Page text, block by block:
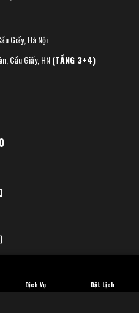
Giấy, Hà Nội
Cầu Giấy, HN(TẦNG 3+4)
Đặt Lịch
Dịch Vụ